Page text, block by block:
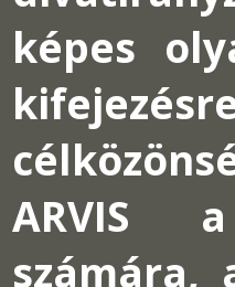
képes
ARVIS
számára,